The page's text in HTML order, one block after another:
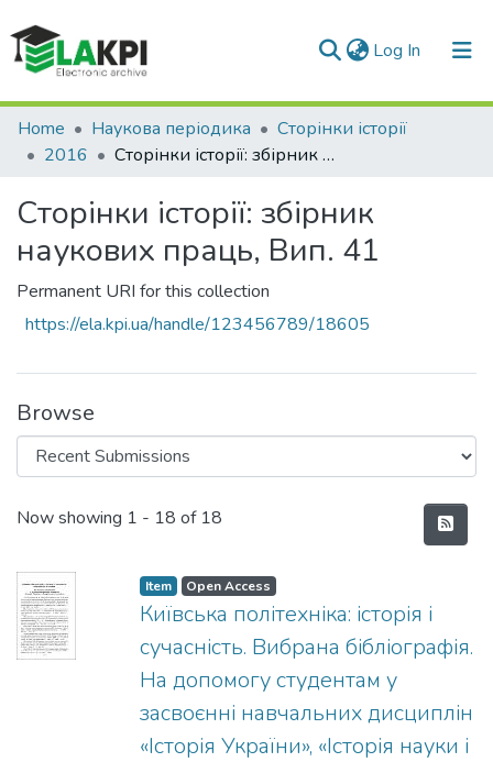
Log In (current)
Communities & Collections
All of DSpace
Statistics
Home Наукова періодика
Сторінки історії
2016
Сторінки історії: збірник наукових праць, Вип. 41
Сторінки історії: збірник
наукових праць, Вип. 41
Permanent URI for this collection
https://ela.kpi.ua/handle/123456789/18605
Browse
Recent Submissions
Now showing 1 - 18 of 18
Item Open Access
Київська політехніка: історія і
сучасність. Вибрана бібліографія.
На допомогу студентам у
засвоєнні навчальних дисциплін
«Історія України», «Історія науки і